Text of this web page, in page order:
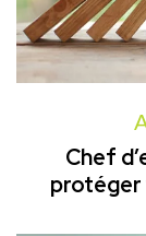
Chef
protéger